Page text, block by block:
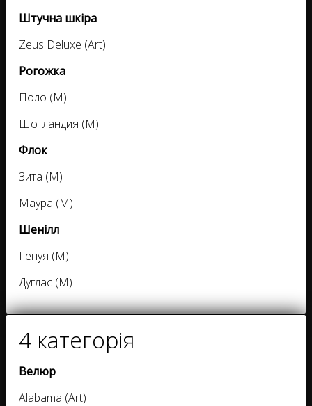
Штучна шкіра
Zeus Deluxe (Art)
Рогожка
Поло (M)
Шотландия (M)
Флок
Зита (M)
Маура (M)
Шенілл
Генуя (M)
Дуглас (M)
4 категорія
Велюр
Alabama (Art)